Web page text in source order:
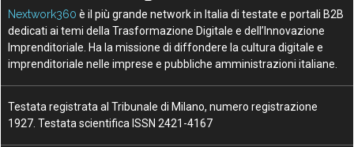
Nextwork360 è il più grande network in Italia di testate e portali B2B
dedicati ai temi della Trasformazione Digitale e dell’Innovazione
Imprenditoriale. Ha la missione di diffondere la cultura digitale e
imprenditoriale nelle imprese e pubbliche amministrazioni italiane.
Testata registrata al Tribunale di Milano, numero registrazione
1927. Testata scientifica ISSN 2421-4167